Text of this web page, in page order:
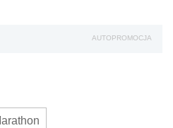
AUTOPROMOCJA